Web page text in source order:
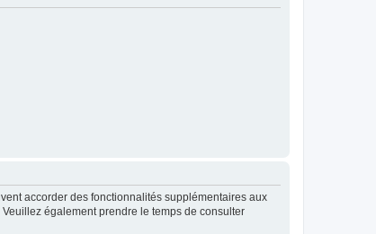
accorder des fonctionnalités supplémentaires aux
également prendre le temps de consulter